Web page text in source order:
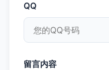
QQ
留言内容